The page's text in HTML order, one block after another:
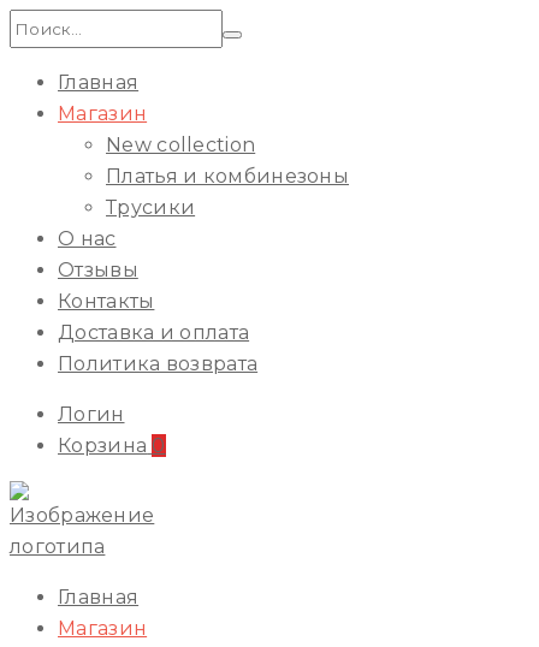
Искать:
Главная
Магазин
New collection
Платья и комбинезоны
Трусики
О нас
Отзывы
Контакты
Доставка и оплата
Политика возврата
Логин
Корзина 0
Начальное
Меню
Главная
Магазин